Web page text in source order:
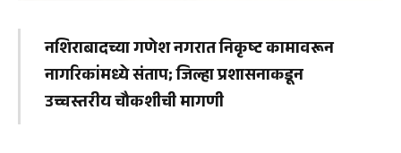
नशिराबादच्या गणेश नगरात निकृष्ट कामावरून
नागरिकांमध्ये संताप; जिल्हा प्रशासनाकडून
उच्चस्तरीय चौकशीची मागणी